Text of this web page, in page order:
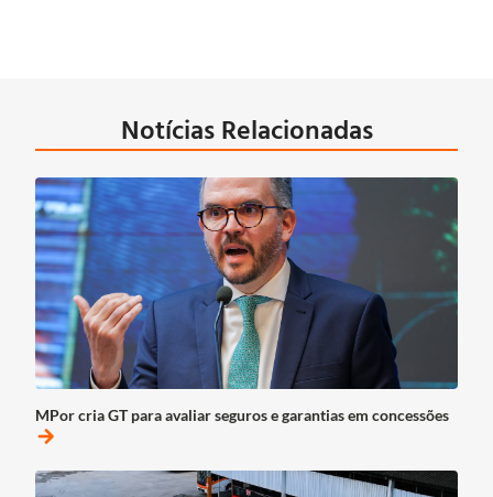
Notícias Relacionadas
MPor cria GT para avaliar seguros e garantias em concessões
arrow_forward